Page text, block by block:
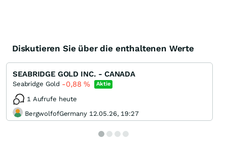
Diskutieren Sie über die enthaltenen Werte
SEABRIDGE GOLD INC. - CANADA
Seabridge Gold -0,88% Aktie
1 Aufrufe heute
BergwolfofGermany 12.05.26, 19:27